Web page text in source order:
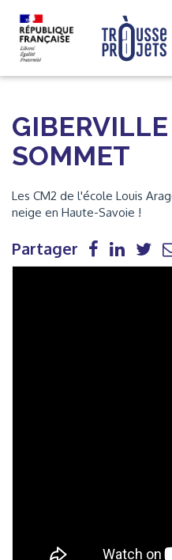
SOMMET
Les CM2 de l'école Louis
neige en Haute-Savoie !
Partager